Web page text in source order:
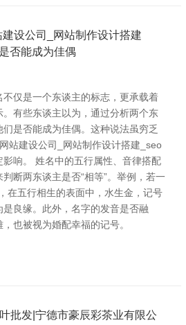
设公司_网站制作设计搭建
否能成为佳偶
仅是一个东谈主的标志，更承载着
有些东谈主以为，通过分析两个东
是否能成为佳偶。这种说法虽穷乏
站建设公司_网站制作设计搭建_seo
响。 姓名中的五行属性、音律搭配
断两东谈主是否“相等”。举例，若一
在五行相生的表面中，水生金，记号
良缘。此外，名字的发音是否融
也被视为婚配幸福的记号。
批发|宁德市豪辰彩茶业有限公